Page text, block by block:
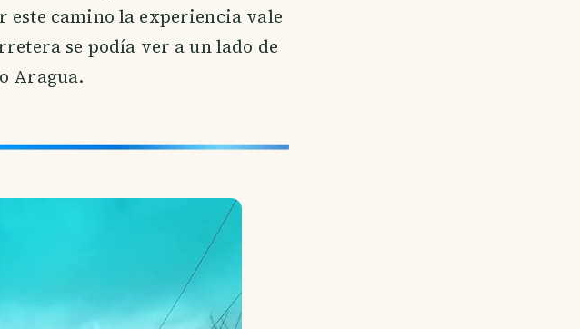
este camino la experiencia vale
se podía ver a un lado de
Aragua.